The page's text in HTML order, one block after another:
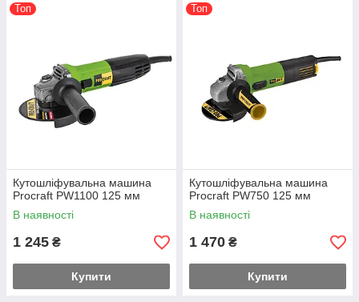
Топ
Кутошліфувальна машина
Procraft PW1100 125 мм
В наявності
1 245 ₴
Купити
Топ
Кутошліфувальна машина
Procraft PW750 125 мм
В наявності
1 470 ₴
Купити